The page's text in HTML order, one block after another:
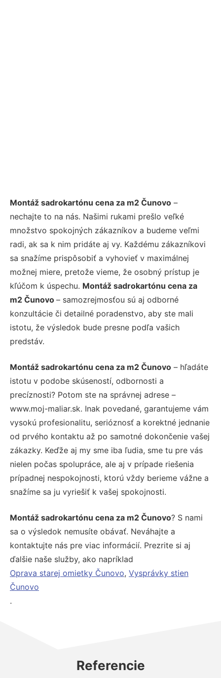
Montáž sadrokartónu cena za m2 Čunovo –
nechajte to na nás. Našimi rukami prešlo veľké
množstvo spokojných zákazníkov a budeme veľmi
radi, ak sa k nim pridáte aj vy. Každému zákazníkovi
sa snažíme prispôsobiť a vyhovieť v maximálnej
možnej miere, pretože vieme, že osobný prístup je
kľúčom k úspechu. Montáž sadrokartónu cena za
m2 Čunovo – samozrejmosťou sú aj odborné
konzultácie či detailné poradenstvo, aby ste mali
istotu, že výsledok bude presne podľa vašich
predstáv.
Montáž sadrokartónu cena za m2 Čunovo – hľadáte
istotu v podobe skúseností, odbornosti a
precíznosti? Potom ste na správnej adrese –
www.moj-maliar.sk. Inak povedané, garantujeme vám
vysokú profesionalitu, serióznosť a korektné jednanie
od prvého kontaktu až po samotné dokončenie vašej
zákazky. Keďže aj my sme iba ľudia, sme tu pre vás
nielen počas spolupráce, ale aj v prípade riešenia
prípadnej nespokojnosti, ktorú vždy berieme vážne a
snažíme sa ju vyriešiť k vašej spokojnosti.
Montáž sadrokartónu cena za m2 Čunovo? S nami
sa o výsledok nemusíte obávať. Neváhajte a
kontaktujte nás pre viac informácií. Prezrite si aj
ďalšie naše služby, ako napríklad
Oprava starej omietky Čunovo, Vysprávky stien
Čunovo
.
Referencie